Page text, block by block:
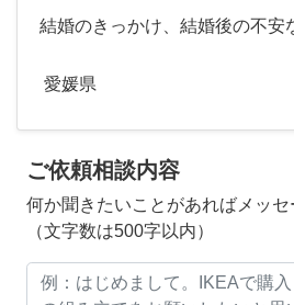
結婚のきっかけ、結婚後の不安
愛媛県
ご依頼相談内容
何か聞きたいことがあればメッ
（文字数は500字以内）